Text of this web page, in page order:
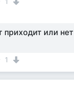
приходит или
1